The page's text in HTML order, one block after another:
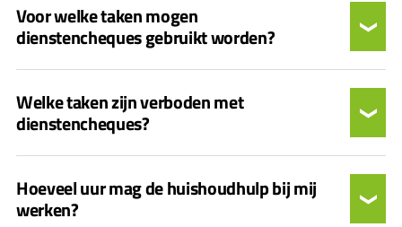
Voor welke taken mogen
dienstencheques gebruikt worden?
Welke taken zijn verboden met
dienstencheques?
Hoeveel uur mag de huishoudhulp bij mij
werken?